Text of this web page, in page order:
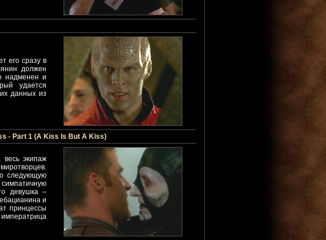
его сразу в
должен
надменен и
удается
данных из
- Part 1 (A Kiss Is But A Kiss)
экипаж
следующую
девушка –
и
принцессы